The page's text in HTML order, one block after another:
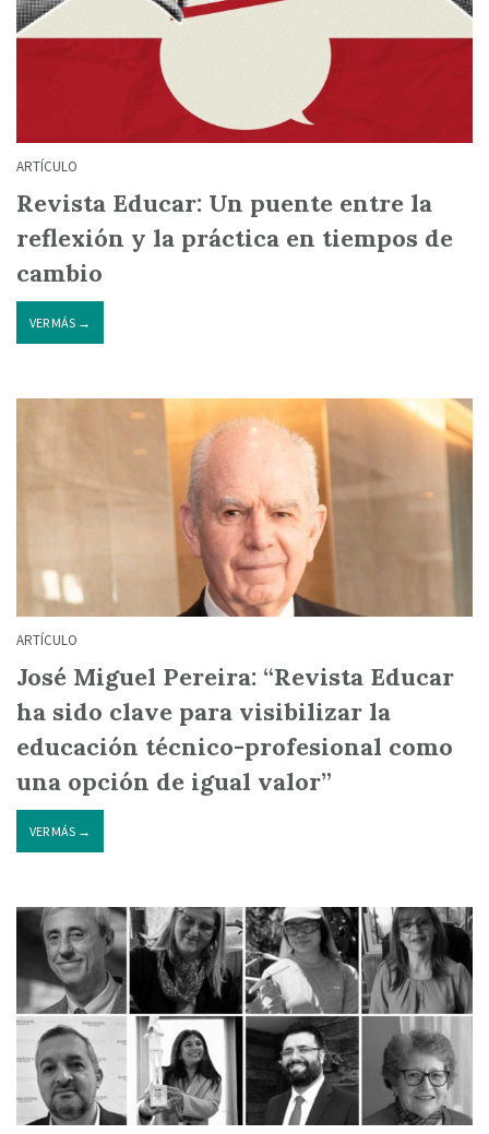
ARTÍCULO
Revista Educar: Un puente entre la
reflexión y la práctica en tiempos de
cambio
VER MÁS →
ARTÍCULO
José Miguel Pereira: “Revista Educar
ha sido clave para visibilizar la
educación técnico-profesional como
una opción de igual valor”
VER MÁS →